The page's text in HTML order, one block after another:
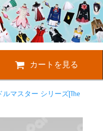
カートを見る
ルマスター シリーズ[The